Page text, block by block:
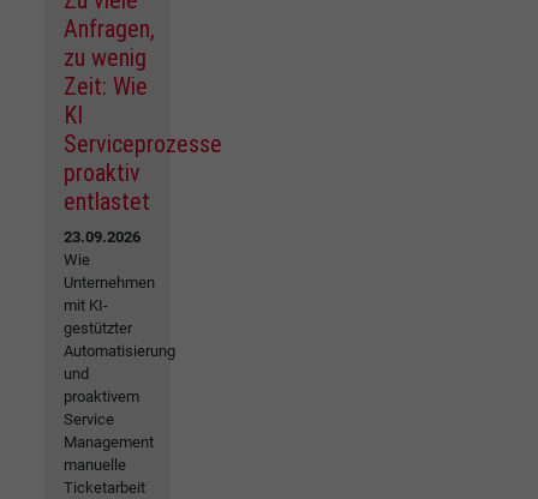
Anfragen,
zu wenig
Zeit: Wie
KI
Serviceprozesse
proaktiv
entlastet
23.09.2026
Wie
Unternehmen
mit KI-
gestützter
Automatisierung
und
proaktivem
Service
Management
manuelle
Ticketarbeit